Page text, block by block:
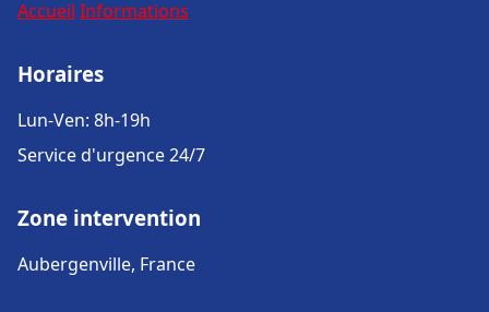
Accueil Informations
Horaires
Lun-Ven: 8h-19h
Service d'urgence 24/7
Zone intervention
Aubergenville, France